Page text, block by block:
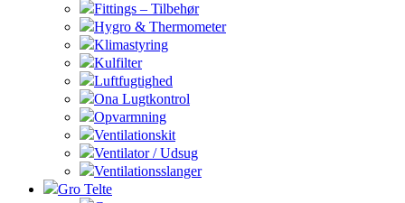
Fittings – Tilbehør
Hygro & Thermometer
Klimastyring
Kulfilter
Luftfugtighed
Ona Lugtkontrol
Opvarmning
Ventilationskit
Ventilator / Udsug
Ventilationsslanger
Gro Telte